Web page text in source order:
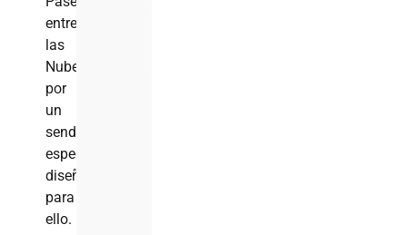
entre
las
Nubes
por
un
sendero
especialmente
diseñado
para
ello.